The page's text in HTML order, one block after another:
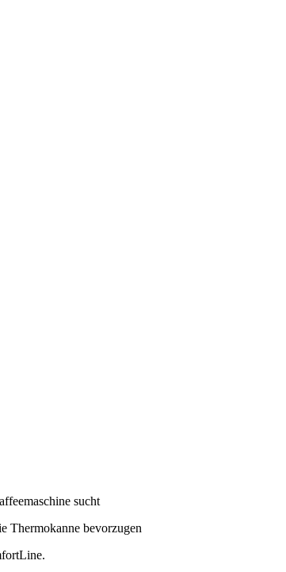
sucht
Thermokanne bevorzugen
.